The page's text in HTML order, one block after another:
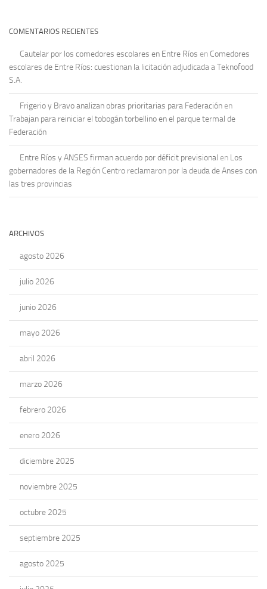
COMENTARIOS RECIENTES
Cautelar por los comedores escolares en Entre Ríos en Comedores
escolares de Entre Ríos: cuestionan la licitación adjudicada a Teknofood
S.A.
Frigerio y Bravo analizan obras prioritarias para Federación en
Trabajan para reiniciar el tobogán torbellino en el parque termal de
Federación
Entre Ríos y ANSES firman acuerdo por déficit previsional en Los
gobernadores de la Región Centro reclamaron por la deuda de Anses con
las tres provincias
ARCHIVOS
agosto 2026
julio 2026
junio 2026
mayo 2026
abril 2026
marzo 2026
febrero 2026
enero 2026
diciembre 2025
noviembre 2025
octubre 2025
septiembre 2025
agosto 2025